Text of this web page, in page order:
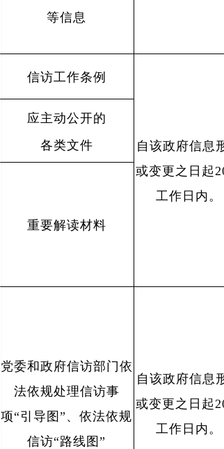
等信息
信访工作条例
自该政府信息
或变更之日起
工作日内。
应主动公开的
各类文件
重要解读材料
党委和政府信访部门依
法依规处理信访事
项“引导图”、依法依规
信访“路线图”
自该政府信息
或变更之日起
工作日内。